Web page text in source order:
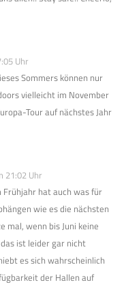
Uhr
Sommers können nur
vielleicht im November
Tour auf nächstes Jahr
21:02 Uhr
Frühjahr hat auch was für
wie es die nächsten
mal, wenn bis Juni keine
ist leider gar nicht
es sich wahrscheinlich
der Hallen auf